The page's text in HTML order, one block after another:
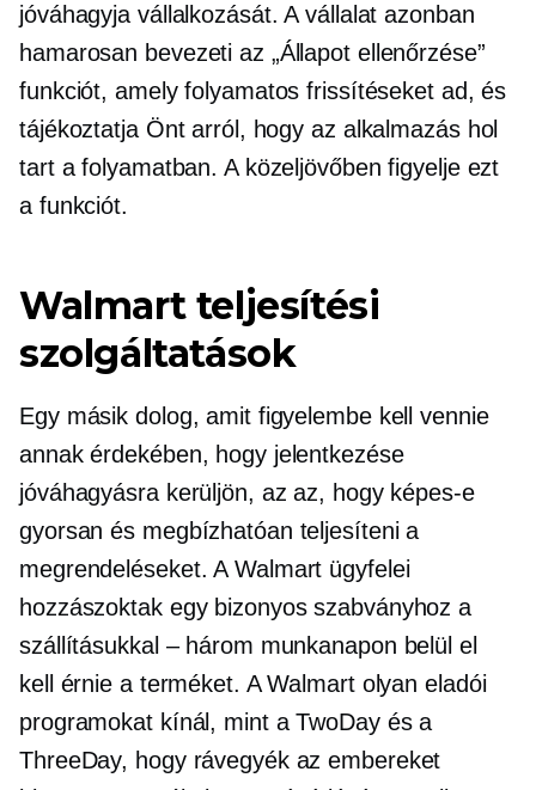
jóváhagyja vállalkozását. A vállalat azonban
hamarosan bevezeti az „Állapot ellenőrzése”
funkciót, amely folyamatos frissítéseket ad, és
tájékoztatja Önt arról, hogy az alkalmazás hol
tart a folyamatban. A közeljövőben figyelje ezt
a funkciót.
Walmart teljesítési
szolgáltatások
Egy másik dolog, amit figyelembe kell vennie
annak érdekében, hogy jelentkezése
jóváhagyásra kerüljön, az az, hogy képes-e
gyorsan és megbízhatóan teljesíteni a
megrendeléseket. A Walmart ügyfelei
hozzászoktak egy bizonyos szabványhoz a
szállításukkal – három munkanapon belül el
kell érnie a terméket. A Walmart olyan eladói
programokat kínál, mint a TwoDay és a
ThreeDay, hogy rávegyék az embereket